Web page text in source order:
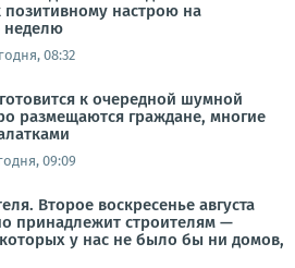
позитивному настрою на
08:32
к очередной шумной
размещаются граждане, многие
09:09
Второе воскресенье августа
принадлежит строителям —
у нас не было бы ни домов,